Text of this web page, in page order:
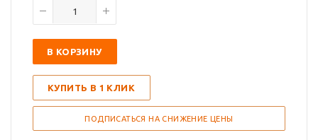
В КОРЗИНУ
КУПИТЬ В 1 КЛИК
ПОДПИСАТЬСЯ НА СНИЖЕНИЕ ЦЕНЫ